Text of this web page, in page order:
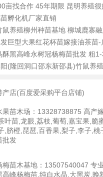
亩找合作 45年期限 昆明养殖很
孵化机厂家直销
鼠养殖柳州种苗基地 柳城鹿寨
巨型大果红花杯苗嫁接油茶苗-
酥黑高峰永树冠杨梅苗批发 粗1-
(隆回洞口邵东新邵县)竹鼠养
产店(百度爱采购平台店铺)
果苗木场： 13328738875 高产
叶苗,龙眼,荔枝,葡萄,嘉宝果,脆
,脐橙,琵琶,百香果,梨子,李子,桃
批发
梅苗木基地： 13507540047 专
高峰杨梅苗,纯白水晶,大黑炭,晚